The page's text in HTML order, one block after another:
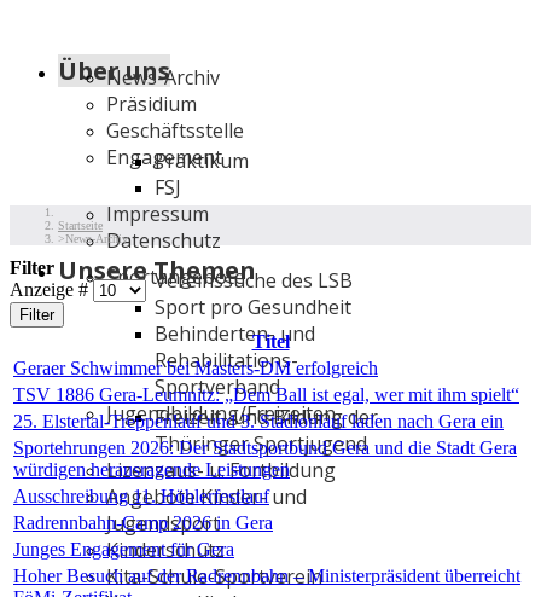
Über uns
News-Archiv
Präsidium
Geschäftsstelle
Engagement
Praktikum
FSJ
Impressum
Datenschutz
Unsere Themen
Sportangebote
Vereinssuche des LSB
Sport pro Gesundheit
Behinderten- und
Rehabilitations-
Sportverband
Jugendbildung/Freizeiten
Freizeit- und Bildung der
Thüringer Sportjugend
Lizenzaus- u. Fortbildung
Angebote Kinder- und
Jugendsport
Kinderschutz
Kita-Schule-Sportverein
Startseite
News-Archiv
Filter
Anzeige #
Filter
Titel
Geraer Schwimmer bei Masters-DM erfolgreich
TSV 1886 Gera-Leumnitz: „Dem Ball ist egal, wer mit ihm spielt“
25. Elstertal-Treppenlauf und 3. Stadionlauf laden nach Gera ein
Sportehrungen 2026: Der Stadtsportbund Gera und die Stadt Gera
würdigen herausragende Leistungen
Ausschreibung 11. Höhlerfestlauf
Radrennbahn-Camp 2026 in Gera
Junges Engagement für Gera
Hoher Besuch auf der Radrennbahn – Ministerpräsident überreicht